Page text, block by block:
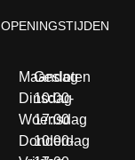
OPENINGSTIJDEN
Maandag
Dinsdag
Woensdag
Donderdag
Gesloten
10:00-
17:00
10:00-